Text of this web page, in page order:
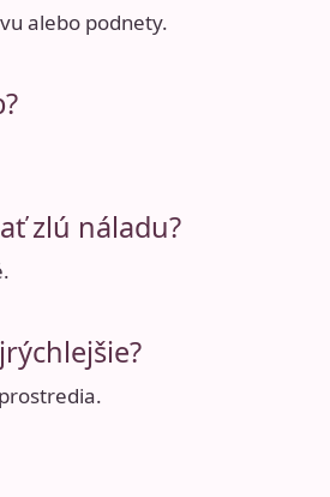
alebo podnety.
zlú náladu?